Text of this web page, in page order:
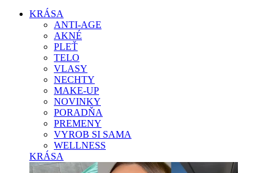
KRÁSA
ANTI-AGE
AKNÉ
PLEŤ
TELO
VLASY
NECHTY
MAKE-UP
NOVINKY
PORADŇA
PREMENY
VYROB SI SAMA
WELLNESS
KRÁSA